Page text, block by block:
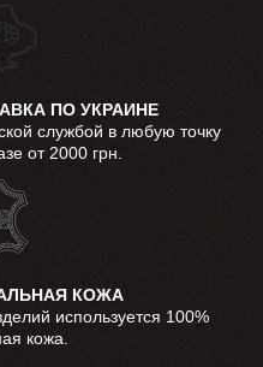
ПО УКРАИНЕ
службой в любую точку
от 2000 грн.
КОЖА
используется 100%
кожа.